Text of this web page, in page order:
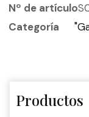
Nº de artículo
Categoría
Productos